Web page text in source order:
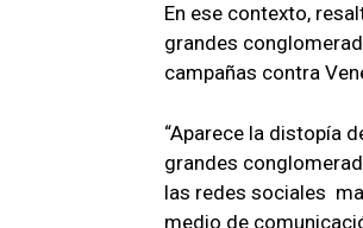
En ese contexto,
grandes
campañas contra
“Aparece la distopía
grandes
las redes sociales
medio de